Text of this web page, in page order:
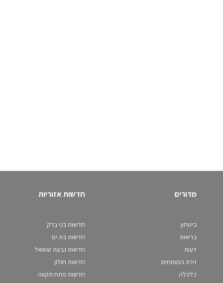
מדורים
ביטחון
בריאות
דעות
זירת המומחים
כלכלה
חדשות אזוריות
חדשות בני ברק
חדשות בת ים
חדשות גבעת שמואל
חדשות חולון
חדשות פתח תקווה